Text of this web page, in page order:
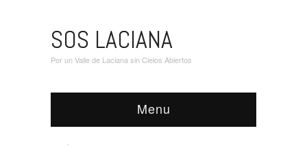
SOS LACIANA
Por un Valle de Laciana sin Cielos Abiertos
Menu